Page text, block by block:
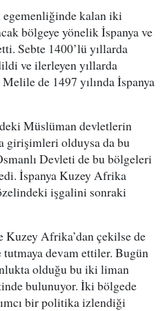
kalan iki
bölgeye yönelik İspanya ve
Sebte 1400’lü yıllarda
ve ilerleyen yıllarda
de 1497 yılında İspanya
Müslüman devletlerin
girişimleri olduysa da bu
Devleti de bu bölgeleri
İspanya Kuzey Afrika
işgalini sonraki
Kuzey Afrika’dan çekilse de
devam ettiler. Bugün
olduğu bu iki liman
bulunuyor. İki bölgede
bir politika izlendiği